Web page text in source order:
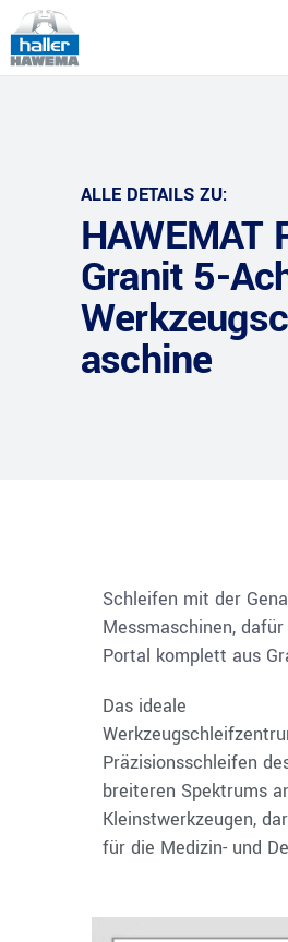
ALLE DETAILS ZU:
HAWEMAT
Granit 5-
aschine
Schleifen mit der
Messmaschinen,
Portal komplett aus
Das ideale
Präzisionsschleifen
breiteren Spektrums
Kleinstwerkzeugen,
für die Medizin- und